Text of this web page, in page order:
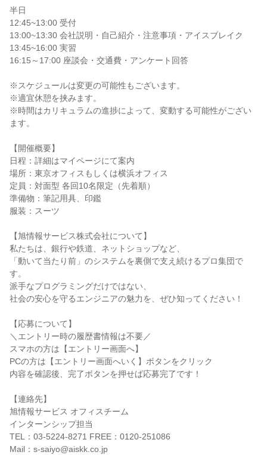
半日
12:45~13:00 受付
13:00~13:30 会社説明・自己紹介・注意事項・アイスブレイク
13:45~16:00 実習
16:15～17:00 座談会・交通費・アンケート回答
※スケジュールは変更の可能性もございます。
※適宜休憩を挟みます。
※時間はカリキュラムの進捗によって、変動する可能性がござい
ます。
【開催概要】
日程：詳細はマイページにて案内
場所：東京オフィスもしくは横浜オフィス
定員：対面型 各回10名限定（先着順）
準備物：筆記用具、印鑑
服装：スーツ
【旭情報サービス株式会社について】
私たちは、銀行や鉄道、ネットショップなど、
「動いて当たり前」のシステムを裏側で支え続けるプロ集団で
す。
派手なプログラミングだけではない、
社会の安心を守るエンジニアの魅力を、ぜひ知ってください！
【応募について】
＼エントリー時の履歴書情報は不要／
スマホの方は【エントリー画面へ】
PCの方は【エントリー画面へいく】ボタンをクリック
内容を確認後、完了ボタンを押せば応募完了です！
【連絡先】
旭情報サービス オフィスチーム
インターンシップ担当
TEL：03-5224-8271 FREE：0120-251086
Mail：s-saiyo@aiskk.co.jp